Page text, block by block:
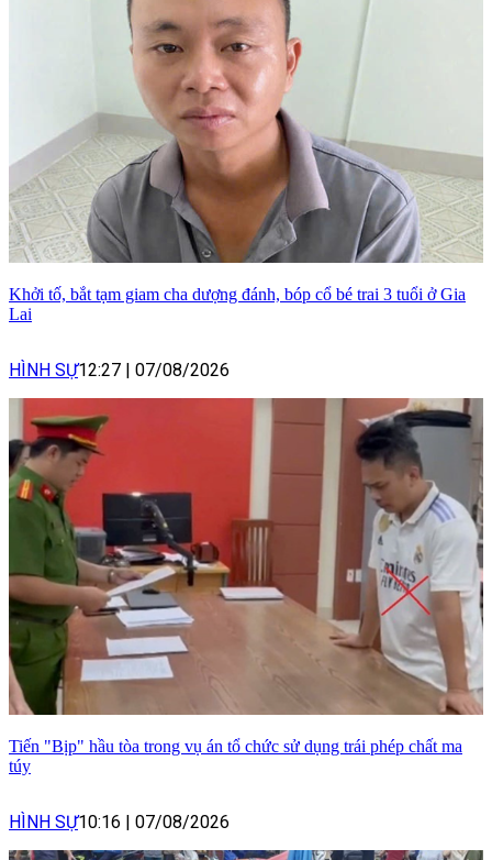
Khởi tố, bắt tạm giam cha dượng đánh, bóp cổ bé trai 3 tuổi ở Gia
Lai
HÌNH SỰ12:27 07/08/2026
Tiến "Bịp" hầu tòa trong vụ án tổ chức sử dụng trái phép chất ma
túy
HÌNH SỰ10:16 07/08/2026